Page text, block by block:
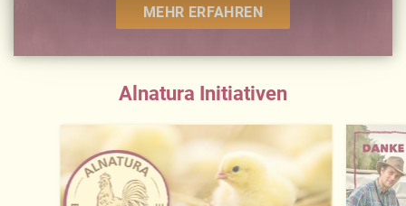
-übermittlung widerrufen und Tools deaktivieren.
Ausführliche Informationen finden Sie in unserer
Näheres über uns erfahren Sie in unserem
MEHR ERFAHREN
Alnatura Initiativen